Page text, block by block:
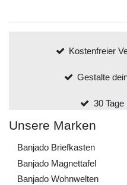
Kostenfreier
Gestalte
30
Unsere Marken
Banjado Briefkasten
Banjado Magnettafel
Banjado Wohnwelten